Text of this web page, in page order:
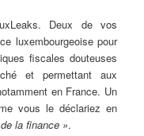
Deux de vos
luxembourgeoise pour
fiscales douteuses
et permettant aux
en France. Un
vous le déclariez en
la finance ».